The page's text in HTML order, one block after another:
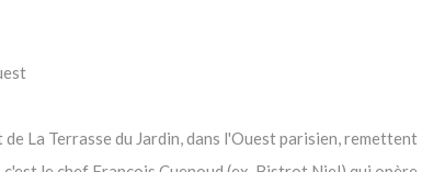
La Terrasse du Jardin, dans l'Ouest parisien, remettent